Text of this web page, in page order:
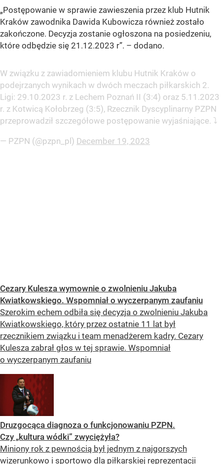
„Postępowanie w sprawie zawieszenia przez klub Hutnik
Kraków zawodnika Dawida Kubowicza również zostało
zakończone. Decyzja zostanie ogłoszona na posiedzeniu,
które odbędzie się 21.12.2023 r”. – dodano.
W związku z zawiadomieniem klubu Hutnik Kraków o
podejrzanych wynikach w dwóch meczach piłkarskich 2.
Ligi: 29.10.2023 r. z Lechem Poznań II (3:4) oraz 5.11.2023
r. z Kotwicą Kołobrzeg (3:5), Rzecznik Dyscyplinarny PZPN
przeprowadził szczegółowe postępowanie wyjaśniające. ⤵️
— PZPN (@pzpn_pl) December 19, 2023
Cezary Kulesza wymownie o zwolnieniu Jakuba
Kwiatkowskiego. Wspomniał o wyczerpanym zaufaniu
Szerokim echem odbiła się decyzja o zwolnieniu Jakuba
Kwiatkowskiego, który przez ostatnie 11 lat był
rzecznikiem związku i team menadżerem kadry. Cezary
Kulesza zabrał głos w tej sprawie. Wspomniał
o wyczerpanym zaufaniu
Druzgocąca diagnoza o funkcjonowaniu PZPN.
Czy „kultura wódki” zwyciężyła?
Miniony rok z pewnością był jednym z najgorszych
wizerunkowo i sportowo dla piłkarskiej reprezentacji